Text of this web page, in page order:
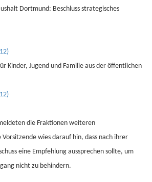
Dortmund: Beschluss strategisches
Kinder, Jugend und Familie aus der öffentlichen
die Fraktionen weiteren
wies darauf hin, dass nach ihrer
eine Empfehlung aussprechen sollte, um
nicht zu behindern.